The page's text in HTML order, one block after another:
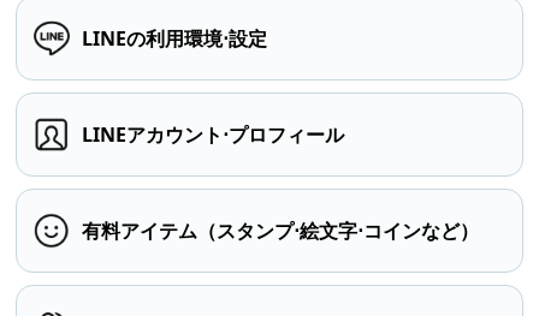
LINEの利用環境⋅設定
LINEアカウント⋅プロフィール
有料アイテム（スタンプ⋅絵文字⋅コインなど）